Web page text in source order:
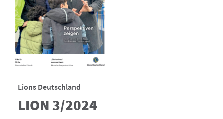
Lions Deutschland
LION 3/2024